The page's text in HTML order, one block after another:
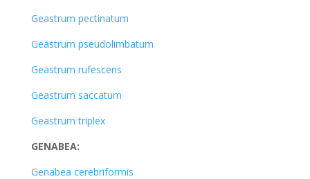
Geastrum pectinatum
Geastrum pseudolimbatum
Geastrum rufescens
Geastrum saccatum
Geastrum triplex
GENABEA:
Genabea cerebriformis